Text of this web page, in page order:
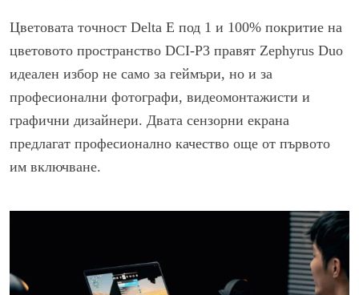
Цветовата точност Delta E под 1 и 100% покритие на
цветовото пространство DCI-P3 правят Zephyrus Duo
идеален избор не само за геймъри, но и за
професионални фотографи, видеомонтажисти и
графични дизайнери. Двата сензорни екрана
предлагат професионално качество още от първото
им включване.